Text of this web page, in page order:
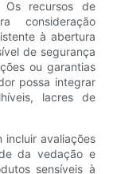
recursos de
consideração
à abertura
de segurança
ou garantias
possa integrar
lacres de
incluir avaliações
da vedação e
sensíveis à